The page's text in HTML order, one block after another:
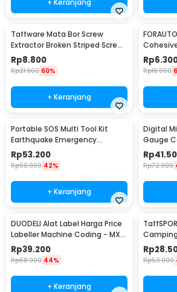
Taffware Mata Bor Screw
Extractor Broken Striped Screw
Remover 4 PCS - S2
Rp8.800
Rp21.900 60%
+ Keranjang
Hunting
Rp
Rp16.900
Portable SOS Multi Tool Kit
Earthquake Emergency
Outdoor Survival - JT21
Rp53.200
Rp90.900 42%
+ Keranjang
Digital
Gauge
12.7mm -
Rp
Rp72.900
DUODELI Alat Label Harga Price
Labeller Machine Coding - MX-
5500
Rp39.200
Rp68.900 44%
+ Keranjang
Tactical
Rp
Rp53.900